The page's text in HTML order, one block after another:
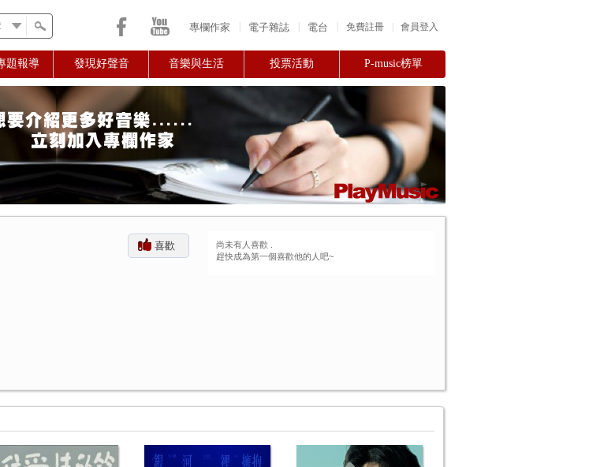
會員登入
免費註冊
專欄作家 電子雜誌 電台
題報導 發現好聲音 音樂與生活 投票活動 P-music榜單
喜歡 尚未有人喜歡
趕快成為第一個喜歡他的人吧~